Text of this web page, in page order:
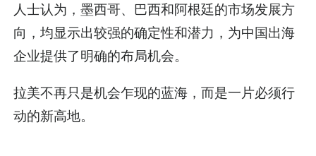
人士认为，墨西哥、巴西和阿根廷的市场发展方
向，均显示出较强的确定性和潜力，为中国出海
企业提供了明确的布局机会。
拉美不再只是机会乍现的蓝海，而是一片必须行
动的新高地。